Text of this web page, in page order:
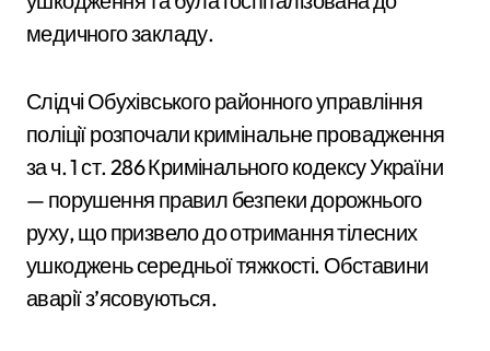
медичного закладу.
Слідчі Обухівського районного управління
поліції розпочали кримінальне провадження
за ч. 1 ст. 286 Кримінального кодексу України
— порушення правил безпеки дорожнього
руху, що призвело до отримання тілесних
ушкоджень середньої тяжкості. Обставини
аварії з’ясовуються.